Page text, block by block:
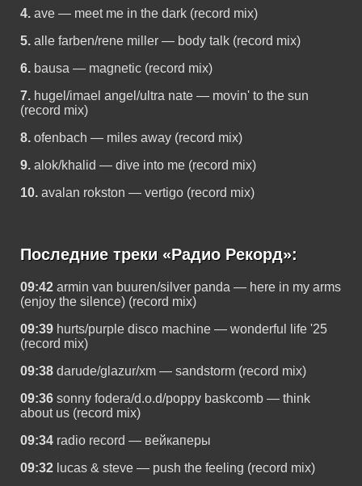
4. ave — meet me in the dark (record mix)
5. alle farben/rene miller — body talk (record mix)
6. bausa — magnetic (record mix)
7. hugel/imael angel/ultra nate — movin' to the sun
(record mix)
8. ofenbach — miles away (record mix)
9. alok/khalid — dive into me (record mix)
10. avalan rokston — vertigo (record mix)
Последние треки «Радио Рекорд»:
09:42 armin van buuren/silver panda — here in my arms
(enjoy the silence) (record mix)
09:39 hurts/purple disco machine — wonderful life '25
(record mix)
09:38 darude/glazur/xm — sandstorm (record mix)
09:36 sonny fodera/d.o.d/poppy baskcomb — think
about us (record mix)
09:34 radio record — вейкаперы
09:32 lucas & steve — push the feeling (record mix)